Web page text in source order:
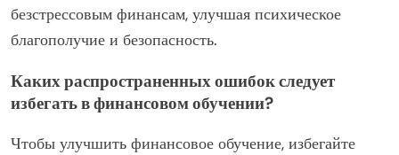
безстрессовым финансам, улучшая психическое
благополучие и безопасность.
Каких распространенных ошибок следует
избегать в финансовом обучении?
Чтобы улучшить финансовое обучение, избегайте